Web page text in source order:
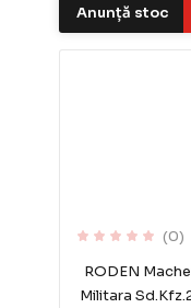
Anunță stoc
(0)
RODEN
Militara